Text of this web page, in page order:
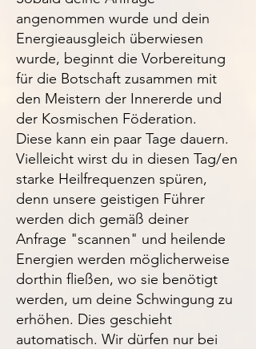
angenommen wurde und dein
Energieausgleich überwiesen
wurde, beginnt die Vorbereitung
für die Botschaft zusammen mit
den Meistern der Innererde und
der Kosmischen Föderation.
Diese kann ein paar Tage dauern.
Vielleicht wirst du in diesen Tag/en
starke Heilfrequenzen spüren,
denn unsere geistigen Führer
werden dich gemäß deiner
Anfrage "scannen" und heilende
Energien werden möglicherweise
dorthin fließen, wo sie benötigt
werden, um deine Schwingung zu
erhöhen. Dies geschieht
automatisch. Wir dürfen nur bei